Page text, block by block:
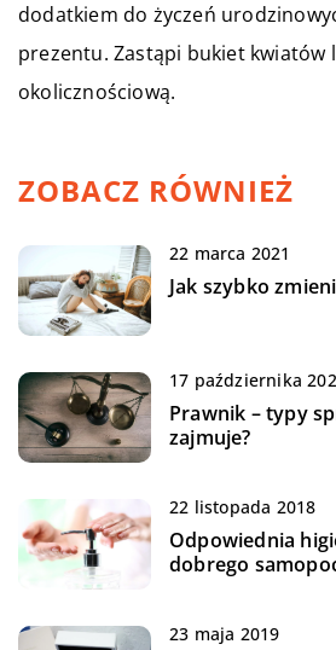
dodatkiem do życzeń
prezentu. Zastąpi bukiet kwiatów
okolicznościową.
ZOBACZ RÓWNIEŻ
22 marca 2021
Jak szybko
17 października
Prawnik – typy
zajmuje?
22 listopada 2018
Odpowiednia
dobrego
23 maja 2019